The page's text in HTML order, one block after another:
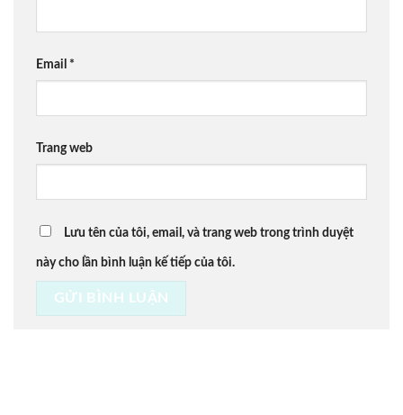
Email *
Trang web
Lưu tên của tôi, email, và trang web trong trình duyệt
này cho lần bình luận kế tiếp của tôi.